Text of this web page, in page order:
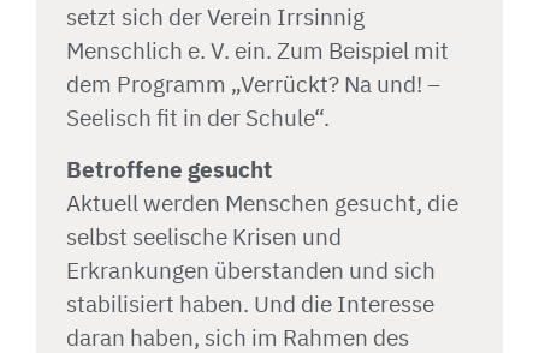
setzt sich der Verein Irrsinnig
Menschlich e. V. ein. Zum Beispiel mit
dem Programm „Verrückt? Na und! –
Seelisch fit in der Schule“.
Betroffene gesucht
Aktuell werden Menschen gesucht, die
selbst seelische Krisen und
Erkrankungen überstanden und sich
stabilisiert haben. Und die Interesse
daran haben, sich im Rahmen des